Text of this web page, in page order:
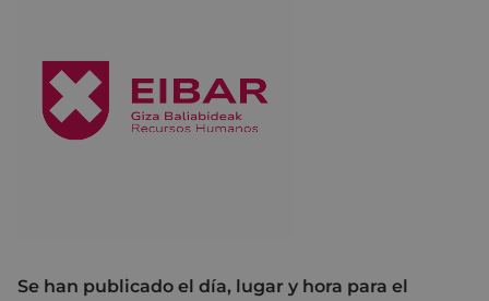
Se han publicado el día, lugar y hora para el